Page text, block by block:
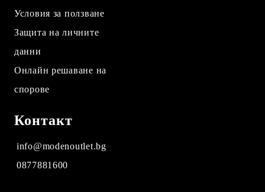
Условия за ползване
Защита на личните
данни
Онлайн решаване на
спорове
Контакт
info@modenoutlet.bg
0877881600